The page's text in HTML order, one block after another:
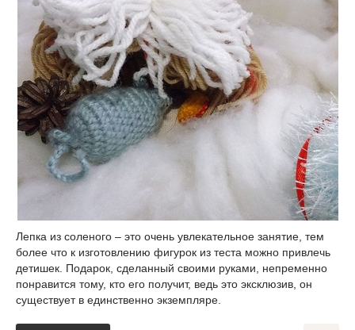
Лепка из соленого – это очень увлекательное занятие, тем
более что к изготовлению фигурок из теста можно привлечь
детишек. Подарок, сделанный своими руками, непременно
понравится тому, кто его получит, ведь это эксклюзив, он
существует в единственно экземпляре.